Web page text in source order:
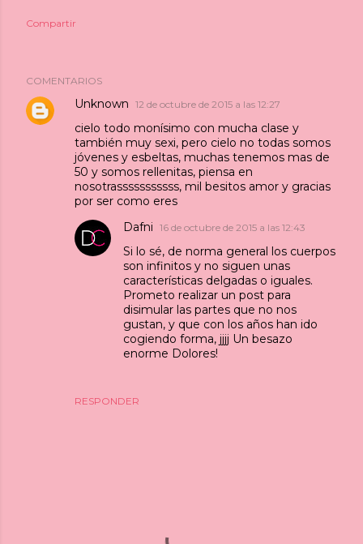
Compartir
COMENTARIOS
Unknown 12 de octubre de 2015 a las 12:27
cielo todo monísimo con mucha clase y
también muy sexi, pero cielo no todas somos
jóvenes y esbeltas, muchas tenemos mas de
50 y somos rellenitas, piensa en
nosotrasssssssssss, mil besitos amor y gracias
por ser como eres
RESPONDER
Dafni 16 de octubre de 2015 a las 12:43
Si lo sé, de norma general los cuerpos
son infinitos y no siguen unas
características delgadas o iguales.
Prometo realizar un post para
disimular las partes que no nos
gustan, y que con los años han ido
cogiendo forma, jjjj Un besazo
enorme Dolores!